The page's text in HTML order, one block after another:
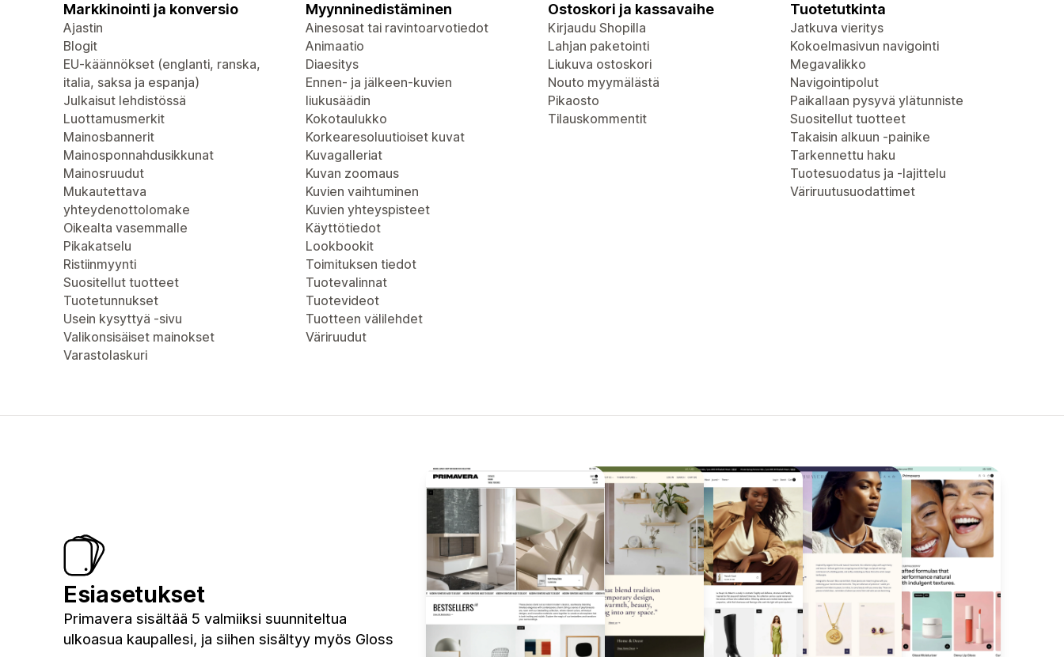
Markkinointi ja konversio
Ajastin
Blogit
EU-käännökset (englanti, ranska,
italia, saksa ja espanja)
Julkaisut lehdistössä
Luottamusmerkit
Mainosbannerit
Mainosponnahdusikkunat
Mainosruudut
Mukautettava
yhteydenottolomake
Oikealta vasemmalle
Pikakatselu
Ristiinmyynti
Suositellut tuotteet
Tuotetunnukset
Usein kysyttyä -sivu
Valikonsisäiset mainokset
Varastolaskuri
Myynninedistäminen
Ainesosat tai ravintoarvotiedot
Animaatio
Diaesitys
Ennen- ja jälkeen-kuvien
liukusäädin
Kokotaulukko
Korkearesoluutioiset kuvat
Kuvagalleriat
Kuvan zoomaus
Kuvien vaihtuminen
Kuvien yhteyspisteet
Käyttötiedot
Lookbookit
Toimituksen tiedot
Tuotevalinnat
Tuotevideot
Tuotteen välilehdet
Väriruudut
Ostoskori ja kassavaihe
Kirjaudu Shopilla
Lahjan paketointi
Liukuva ostoskori
Nouto myymälästä
Pikaosto
Tilauskommentit
Tuotetutkinta
Jatkuva vieritys
Kokoelmasivun navigointi
Megavalikko
Navigointipolut
Paikallaan pysyvä ylätunniste
Suositellut tuotteet
Takaisin alkuun -painike
Tarkennettu haku
Tuotesuodatus ja -lajittelu
Väriruutusuodattimet
Esiasetukset
Primavera sisältää 5 valmiiksi suunniteltua
ulkoasua kaupallesi, ja siihen sisältyy myös Gloss